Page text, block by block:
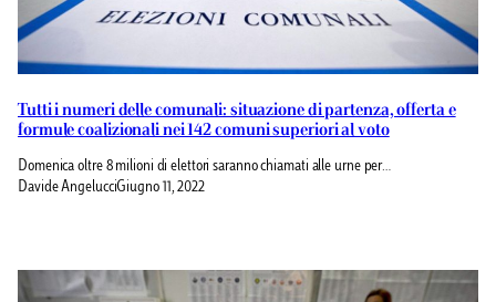
Tutti i numeri delle comunali: situazione di partenza, offerta e
formule coalizionali nei 142 comuni superiori al voto
Domenica oltre 8 milioni di elettori saranno chiamati alle urne per…
Davide AngelucciGiugno 11, 2022